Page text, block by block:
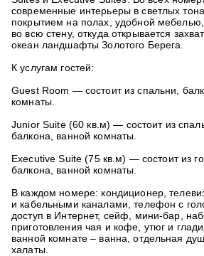
современные интерьеры в светлых
покрытием на полах, удобной
во всю стену, откуда открывается
океан ландшафты Золотого Берега.
К услугам гостей:
Guest Room — состоит из спальни,
комнаты.
Junior Suite (60 кв.м) — состоит из
балкона, ванной комнаты.
Executive Suite(75 кв.м) — состоит из
балкона, ванной комнаты.
В каждом номере: кондиционер,
и кабельными каналами, телефон с
доступ в Интернет, сейф, мини-бар,
приготовления чая и кофе, утюг и
ванной комнате – ванна, отдельная
халаты.